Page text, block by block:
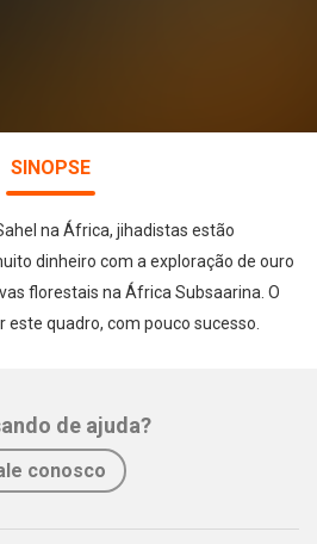
SINOPSE
na África, jihadistas estão
dinheiro com a exploração de ouro
florestais na África Subsaarina. O
quadro, com pouco sucesso.
de ajuda?
conosco